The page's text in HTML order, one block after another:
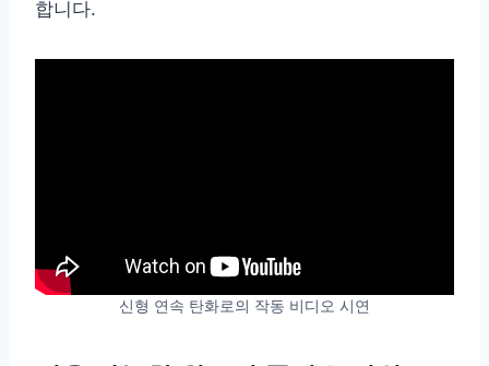
합니다.
신형 연속 탄화로의 작동 비디오 시연